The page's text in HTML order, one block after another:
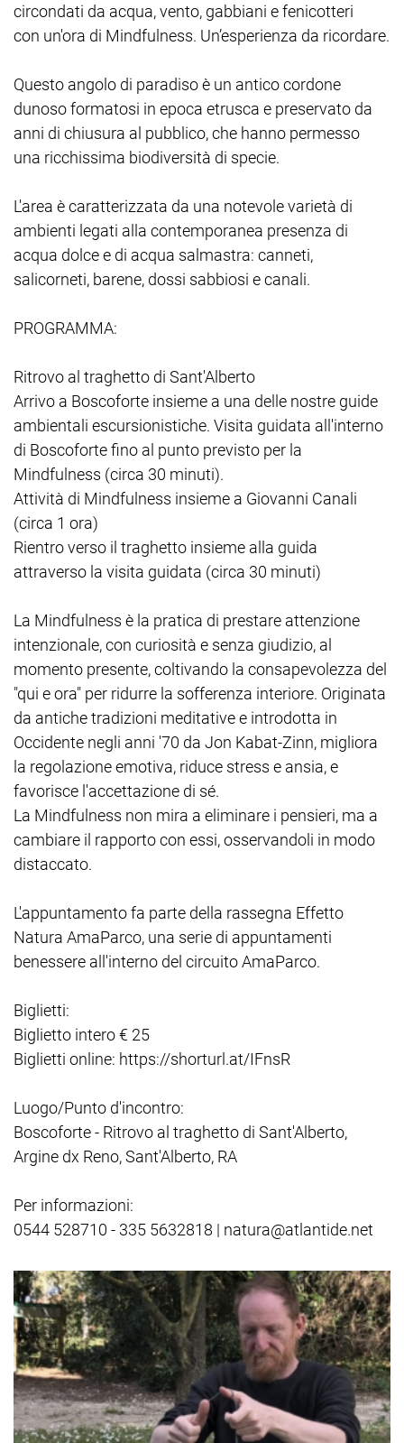
circondati da acqua, vento, gabbiani e fenicotteri
con un'ora di Mindfulness. Un’esperienza da ricordare.
Questo angolo di paradiso è un antico cordone
dunoso formatosi in epoca etrusca e preservato da
anni di chiusura al pubblico, che hanno permesso
una ricchissima biodiversità di specie.
L'area è caratterizzata da una notevole varietà di
ambienti legati alla contemporanea presenza di
acqua dolce e di acqua salmastra: canneti,
salicorneti, barene, dossi sabbiosi e canali.
PROGRAMMA:
Ritrovo al traghetto di Sant'Alberto
Arrivo a Boscoforte insieme a una delle nostre guide
ambientali escursionistiche. Visita guidata all'interno
di Boscoforte fino al punto previsto per la
Mindfulness (circa 30 minuti).
Attività di Mindfulness insieme a Giovanni Canali
(circa 1 ora)
Rientro verso il traghetto insieme alla guida
attraverso la visita guidata (circa 30 minuti)
La Mindfulness è la pratica di prestare attenzione
intenzionale, con curiosità e senza giudizio, al
momento presente, coltivando la consapevolezza del
"qui e ora" per ridurre la sofferenza interiore. Originata
da antiche tradizioni meditative e introdotta in
Occidente negli anni '70 da Jon Kabat-Zinn, migliora
la regolazione emotiva, riduce stress e ansia, e
favorisce l'accettazione di sé.
La Mindfulness non mira a eliminare i pensieri, ma a
cambiare il rapporto con essi, osservandoli in modo
distaccato.
L'appuntamento fa parte della rassegna Effetto
Natura AmaParco, una serie di appuntamenti
benessere all'interno del circuito AmaParco.
Biglietti:
Biglietto intero € 25
Biglietti online: https://shorturl.at/IFnsR
Luogo/Punto d'incontro:
Boscoforte - Ritrovo al traghetto di Sant'Alberto,
Argine dx Reno, Sant'Alberto, RA
Per informazioni:
0544 528710 - 335 5632818 | natura@atlantide.net